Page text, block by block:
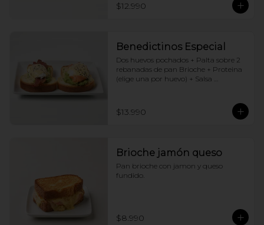
$12.990
Benedictinos Especial
Dos huevos pochados + Palta sobre 2
rebanadas de pan Brioche + Proteina
(elige una por huevo) + Salsa
$13.990
Brioche jamón queso
Pan brioche con jamon y queso
fundido.
$8.990